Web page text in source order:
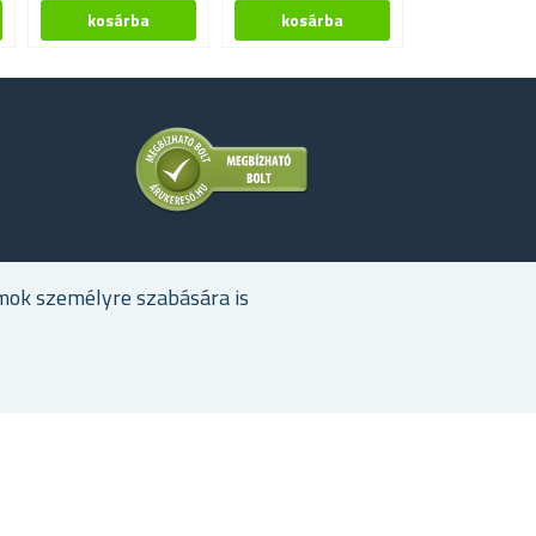
személyre szabására is